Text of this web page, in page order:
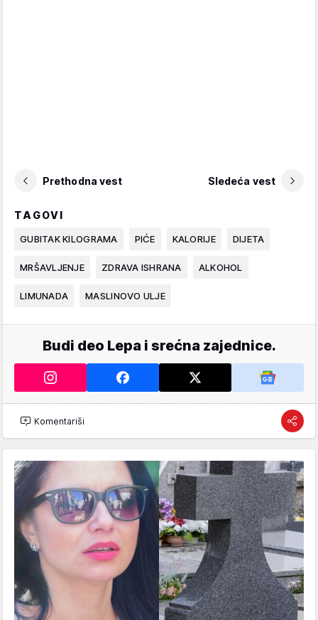
Prethodna vest Sledeća vest
TAGOVI
GUBITAK KILOGRAMA PIĆE KALORIJE DIJETA
MRŠAVLJENJE ZDRAVA ISHRANA ALKOHOL
LIMUNADA MASLINOVO ULJE
Budi deo Lepa i srećna zajednice.
Komentariši